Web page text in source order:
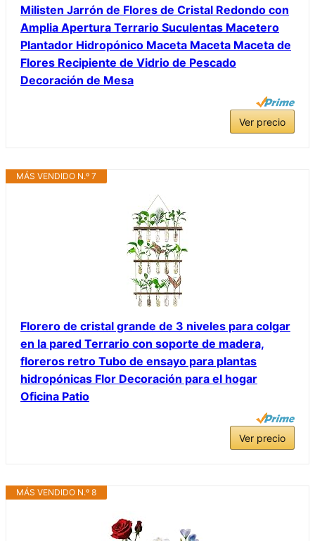
Milisten Jarrón de Flores de Cristal Redondo con
Amplia Apertura Terrario Suculentas Macetero
Plantador Hidropónico Maceta Maceta Maceta de
Flores Recipiente de Vidrio de Pescado
Decoración de Mesa
Ver precio
MÁS VENDIDO N.º 7
Florero de cristal grande de 3 niveles para colgar
en la pared Terrario con soporte de madera,
floreros retro Tubo de ensayo para plantas
hidropónicas Flor Decoración para el hogar
Oficina Patio
Ver precio
MÁS VENDIDO N.º 8